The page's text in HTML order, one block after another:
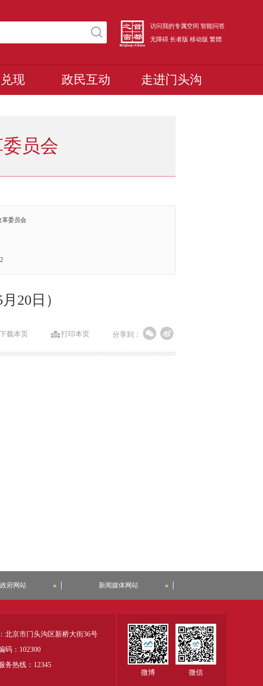
访问我的专属空间 智能问答
无障碍 长者版 移动版 繁體
现 政民互动 走进门头沟
员会
革委员会
20日）
分享到：
打印本页
下载本页
府网站 新闻媒体网站
微博 微信
北京市门头沟区新桥大街36号
码：102300
务热线：12345